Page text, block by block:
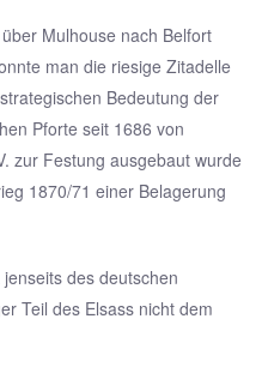
Mulhouse nach Belfort
man die riesige Zitadelle
Bedeutung der
Pforte seit 1686 von
zur Festung ausgebaut wurde
1870/71 einer Belagerung
des deutschen
Teil des Elsass nicht dem